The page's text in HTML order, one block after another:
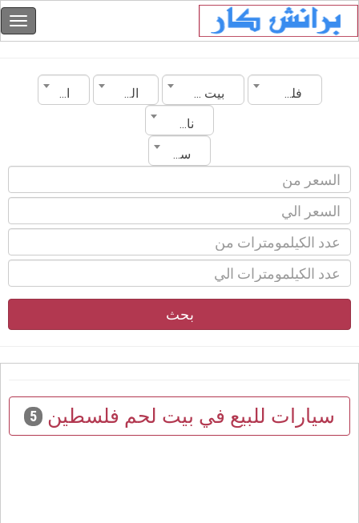
فلسطين بيت لحم الماركة
الموديل
ناقل الحركة
سنة الصنع
بحث
سيارات للبيع في بيت لحم فلسطين 5